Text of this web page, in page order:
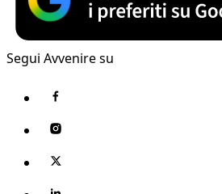
Segui Avvenire su